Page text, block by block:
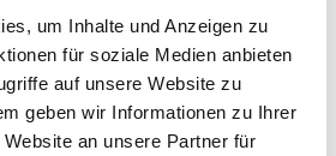
um Inhalte und Anzeigen zu
für soziale Medien anbieten
auf unsere Website zu
geben wir Informationen zu Ihrer
an unsere Partner für
0
KOMMENTARE
Kommentar